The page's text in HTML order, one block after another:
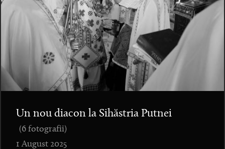
Un nou diacon la Sihăstria Putnei
(6 fotografii)
1 August 2025